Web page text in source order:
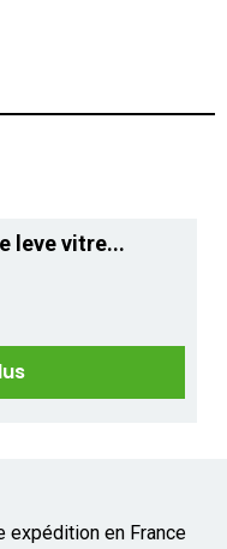
leve vitre...
expédition en France